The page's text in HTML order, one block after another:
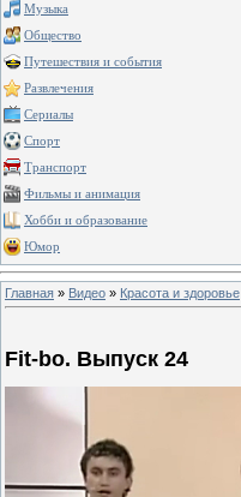
Музыка
Общество
Путешествия и события
Развлечения
Сериалы
Спорт
Транспорт
Фильмы и анимация
Хобби и образование
Юмор
Главная » Видео » Красота и здоровье
Fit-bo. Выпуск 24